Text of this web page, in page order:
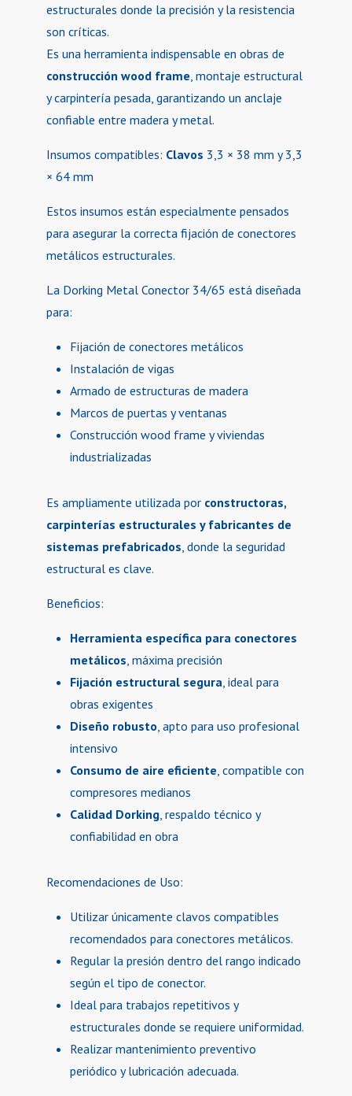
estructurales donde la precisión y la resistencia
son críticas.
Es una herramienta indispensable en obras de
construcción wood frame , montaje estructural
y carpintería pesada, garantizando un anclaje
confiable entre madera y metal.
Insumos compatibles: Clavos 3,3 × 38 mm y 3,3
× 64 mm
Estos insumos están especialmente pensados
para asegurar la correcta fijación de conectores
metálicos estructurales.
La Dorking Metal Conector 34/65 está diseñada
para:
Fijación de conectores metálicos
Instalación de vigas
Armado de estructuras de madera
Marcos de puertas y ventanas
Construcción wood frame y viviendas
industrializadas
Es ampliamente utilizada por constructoras,
carpinterías estructurales y fabricantes de
sistemas prefabricados , donde la seguridad
estructural es clave.
Beneficios:
Herramienta específica para conectores
metálicos , máxima precisión
Fijación estructural segura , ideal para
obras exigentes
Diseño robusto , apto para uso profesional
intensivo
Consumo de aire eficiente , compatible con
compresores medianos
Calidad Dorking, respaldo técnico y
confiabilidad en obra
Recomendaciones de Uso:
Utilizar únicamente clavos compatibles
recomendados para conectores metálicos.
Regular la presión dentro del rango indicado
según el tipo de conector.
Ideal para trabajos repetitivos y
estructurales donde se requiere uniformidad.
Realizar mantenimiento preventivo
periódico y lubricación adecuada.